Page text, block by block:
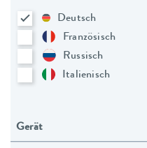
Deutsch
Französisch
Russisch
Italienisch
Gerät